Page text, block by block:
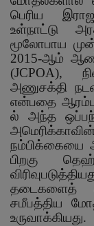
பெரிய
உள்நாட்டு
மூலோபாய
2015-ஆம்
(JCPOA),
அணுசக்தி
என்பதை
ல் அந்த
நம்பிக்கையை
பிறகு
தடைகளைத்
சமீபத்திய
உருவாக்கியது.